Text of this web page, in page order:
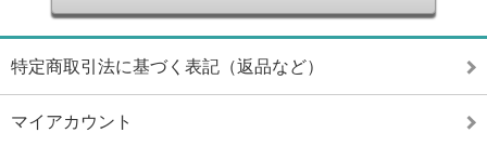
特定商取引法に基づく表記（返品など）
マイアカウント